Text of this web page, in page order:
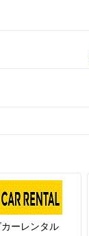
ーレンタル